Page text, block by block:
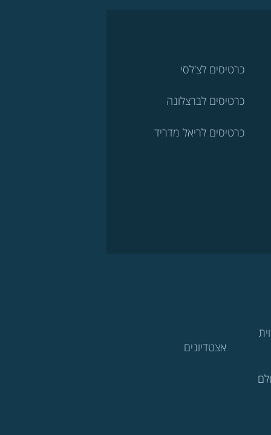
כרטיסים לצ'לסי
כרטיסים לברצלונה
כרטיסים לריאל מדריד
אצטדיונים